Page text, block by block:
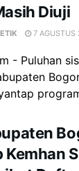
Diuji
7 AGUSTUS
- Puluhan
Kemhan